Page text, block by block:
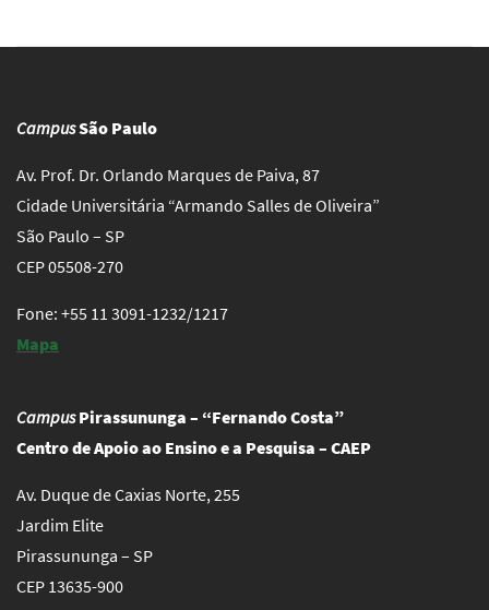
CampusSão Paulo
Av. Prof. Dr. Orlando Marques de Paiva, 87
Cidade Universitária “Armando Salles de Oliveira”
São Paulo – SP
CEP 05508-270
Fone: +55 11 3091-1232/1217
Mapa
CampusPirassununga – “Fernando Costa”
Centro de Apoio ao Ensino e a Pesquisa – CAEP
Av. Duque de Caxias Norte, 255
Jardim Elite
Pirassununga – SP
CEP 13635-900